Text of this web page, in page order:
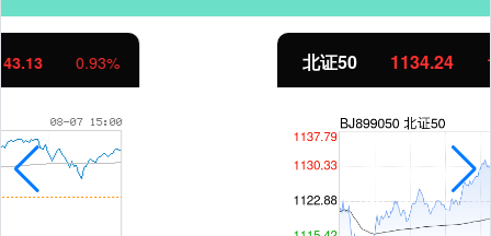
北证50 11.37 1.01%